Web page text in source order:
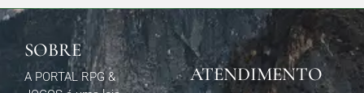
SOBRE
A PORTAL RPG &
ATENDIMENTO